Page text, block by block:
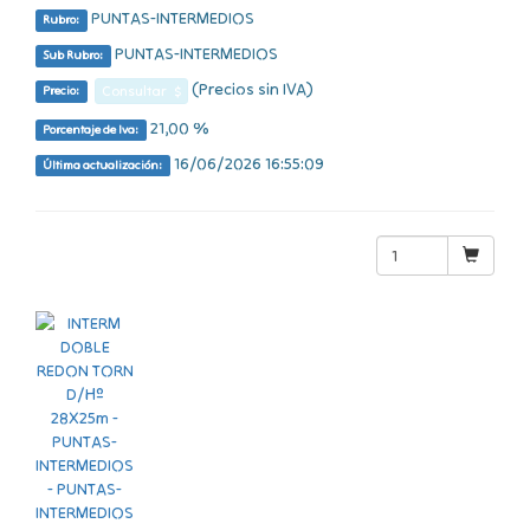
Rubro: PUNTAS-INTERMEDIOS
Sub Rubro: PUNTAS-INTERMEDIOS
Precio: Consultar $ (Precios sin IVA)
Porcentaje de Iva: 21,00 %
Última actualización: 16/06/2026 16:55:09